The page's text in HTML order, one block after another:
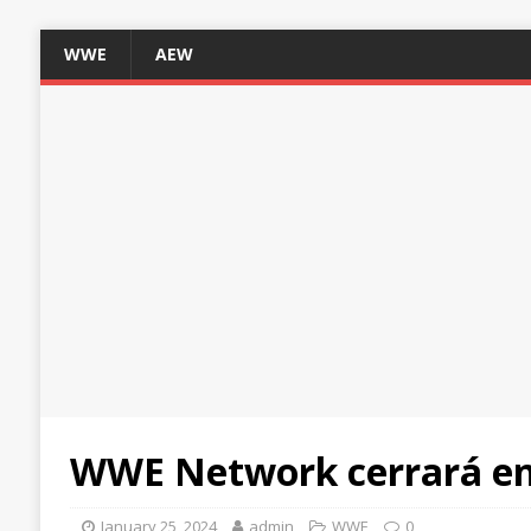
WWE AEW
WWE Network cerrará
January 25, 2024 admin WWE 0